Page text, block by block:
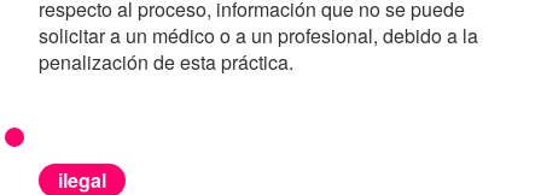
respecto al proceso, información que no se puede
solicitar a un médico o a un profesional, debido a la
penalización de esta práctica.
ilegal